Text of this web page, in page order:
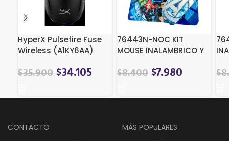
HyperX Pulsefire Fuse
Wireless (A1KY6AA)
$35.900 $34.105
76443N-NOC KIT
MOUSE INALAMBRICO Y
$8.400 $7.980 $
CONTACTO
MÁS POPULARES